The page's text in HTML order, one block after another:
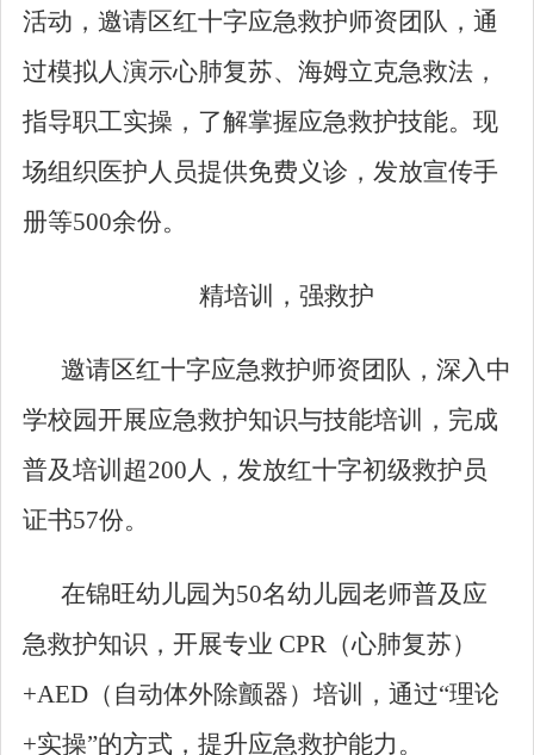
活动，邀请区红十字应急救护师资团队 ，通
过模拟人演示心肺复苏、海姆立克急救法，
指导职工实操，了解掌握应急救护技能。现
场组织医护人员提供免费义诊，发放宣传手
册等500余份。
精培训，强救护
邀请区红十字应急救护师资团队，深入中
学校园开展应急救护知识与技能培训，完成
普及培训超200人，发放红十字初级救护员
证书57份。
在锦旺幼儿园为50名幼儿园老师普及应
急救护知识 ，开展专业 CPR （心肺复苏）
+AED （自动体外除颤器）培训，通过“理论
+实操”的方式，提升应急救护能力。